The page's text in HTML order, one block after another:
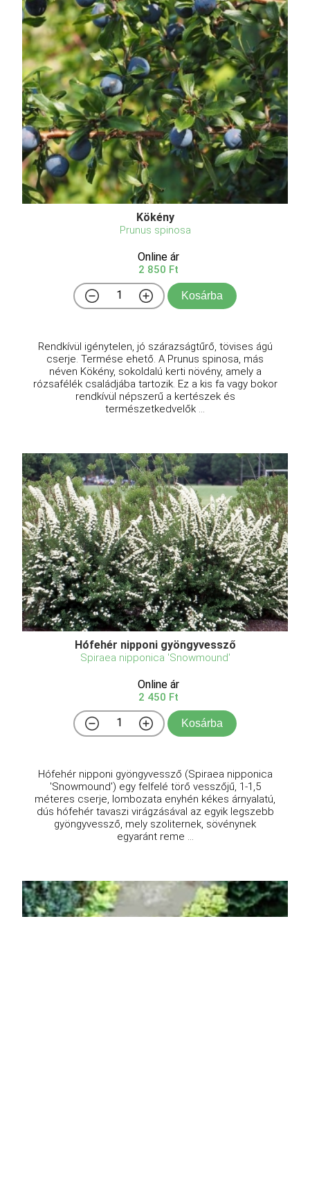
Kökény
Prunus spinosa
Online ár
2 850 Ft
Kosárba
Rendkívül igénytelen, jó szárazságtűrő, tövises ágú
cserje. Termése ehető. A Prunus spinosa, más
néven Kökény, sokoldalú kerti növény, amely a
rózsafélék családjába tartozik. Ez a kis fa vagy bokor
rendkívül népszerű a kertészek és
természetkedvelők ...
Hófehér nipponi gyöngyvessző
Spiraea nipponica 'Snowmound'
Online ár
2 450 Ft
Kosárba
Hófehér nipponi gyöngyvessző (Spiraea nipponica
'Snowmound') egy felfelé törő vesszőjű, 1-1,5
méteres cserje, lombozata enyhén kékes árnyalatú,
dús hófehér tavaszi virágzásával az egyik legszebb
gyöngyvessző, mely szoliternek, sövénynek
egyaránt reme ...